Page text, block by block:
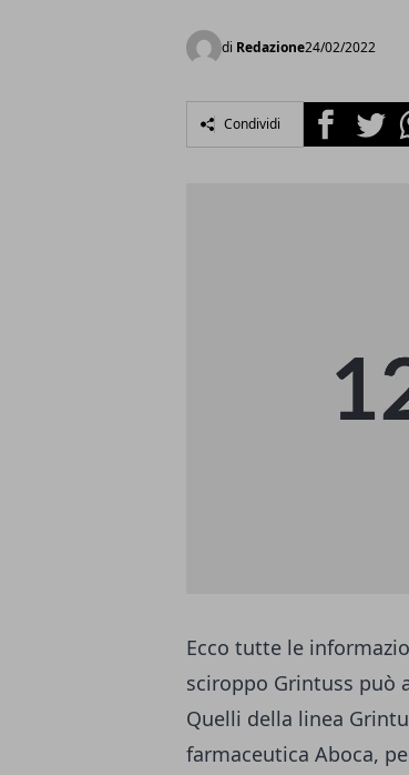
di Redazione24/02/2022
Condividi FacebookTwitter
Ecco tutte le
sciroppo Grintuss può
Quelli della linea
farmaceutica Aboca,